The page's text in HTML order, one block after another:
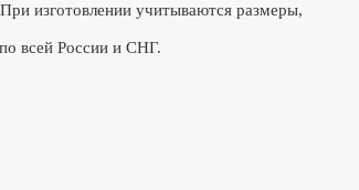
изготовлении учитываются размеры,
всей России и СНГ.